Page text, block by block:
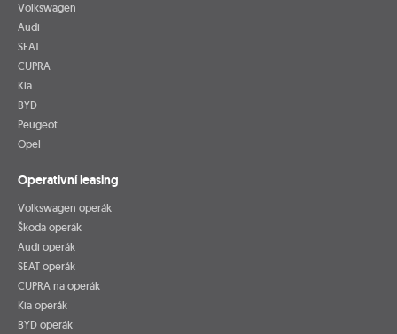
Volkswagen
Audi
SEAT
CUPRA
Kia
BYD
Peugeot
Opel
Operativní leasing
Volkswagen operák
Škoda operák
Audi operák
SEAT operák
CUPRA na operák
Kia operák
BYD operák